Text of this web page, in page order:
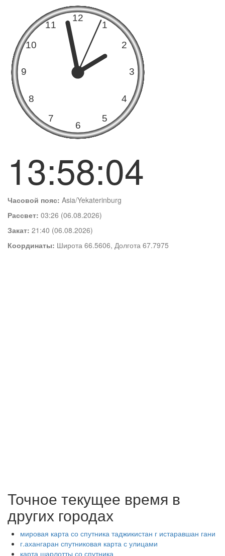
13:58:05
Часовой пояс: Asia/Yekaterinburg
Рассвет: 03:26 (06.08.2026)
Закат: 21:40 (06.08.2026)
Координаты: Широта 66.5606, Долгота 67.7975
Точное текущее время в
других городах
мировая карта со спутника таджикистан г истаравшан гани
г.ахангаран спутниковая карта с улицами
карта шарлотты со спутника